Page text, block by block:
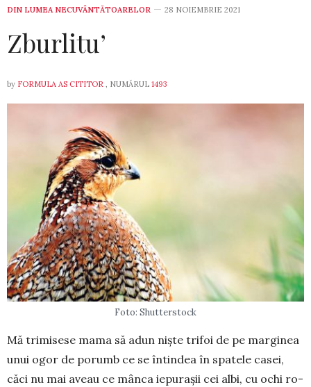
DIN LUMEA NECUVÂNTĂTOARELOR 28 NOIEMBRIE 2021
Zburlitu’
by FORMULA AS CITITOR , NUMĂRUL 1493
Foto: Shutterstock
Mă trimisese mama să adun niște trifoi de pe marginea
unui ogor de porumb ce se întindea în spa­te­le casei,
căci nu mai aveau ce mân­ca iepurașii cei albi, cu ochi ro­